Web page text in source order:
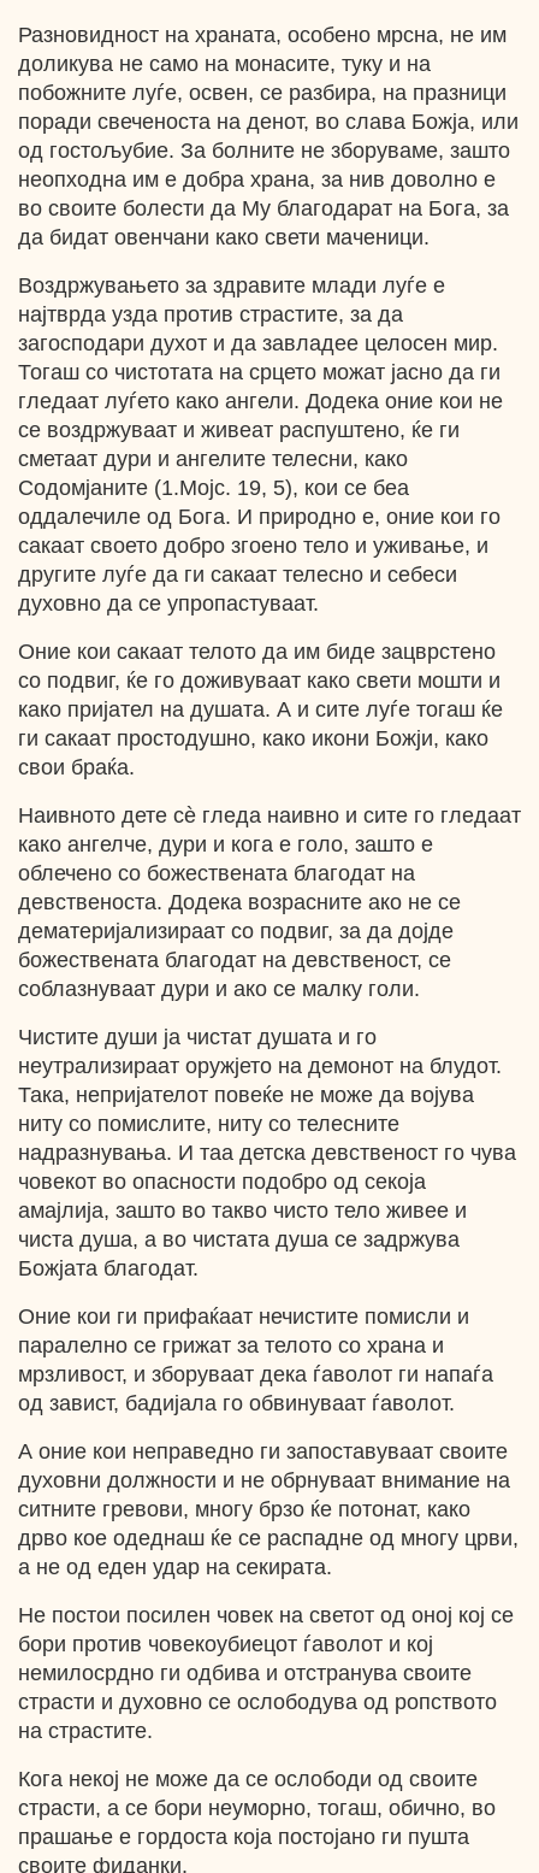
Разновидност на храната, особено мрсна, не им
доликува не само на монасите, туку и на
побожните луѓе, освен, се разбира, на празници
поради свеченоста на денот, во слава Божја, или
од гостољубие. За болните не зборуваме, зашто
неопходна им е добра храна, за нив доволно е
во своите болести да Му благодарат на Бога, за
да бидат овенчани како свети маченици.
Воздржувањето за здравите млади луѓе е
најтврда узда против страстите, за да
загосподари духот и да завладее целосен мир.
Тогаш со чистотата на срцето можат јасно да ги
гледаат луѓето како ангели. Додека оние кои не
се воздржуваат и живеат распуштено, ќе ги
сметаат дури и ангелите телесни, како
Содомјаните (1.Мојс. 19, 5), кои се беа
оддалечиле од Бога. И природно е, оние кои го
сакаат своето добро згоено тело и уживање, и
другите луѓе да ги сакаат телесно и себеси
духовно да се упропастуваат.
Оние кои сакаат телото да им биде зацврстено
со подвиг, ќе го доживуваат како свети мошти и
како пријател на душата. А и сите луѓе тогаш ќе
ги сакаат простодушно, како икони Божји, како
свои браќа.
Наивното дете сѐ гледа наивно и сите го гледаат
како ангелче, дури и кога е голо, зашто е
облечено со божествената благодат на
девственоста. Додека возрасните ако не се
дематеријализираат со подвиг, за да дојде
божествената благодат на девственост, се
соблазнуваат дури и ако се малку голи.
Чистите души ја чистат душата и го
неутрализираат оружјето на демонот на блудот.
Така, непријателот повеќе не може да војува
ниту со помислите, ниту со телесните
надразнувања. И таа детска девственост го чува
човекот во опасности подобро од секоја
амајлија, зашто во такво чисто тело живее и
чиста душа, а во чистата душа се задржува
Божјата благодат.
Оние кои ги прифаќаат нечистите помисли и
паралелно се грижат за телото со храна и
мрзливост, и зборуваат дека ѓаволот ги напаѓа
од завист, бадијала го обвинуваат ѓаволот.
А оние кои неправедно ги запоставуваат своите
духовни должности и не обрнуваат внимание на
ситните гревови, многу брзо ќе потонат, како
дрво кое одеднаш ќе се распадне од многу црви,
а не од еден удар на секирата.
Не постои посилен човек на светот од оној кој се
бори против човекоубиецот ѓаволот и кој
немилосрдно ги одбива и отстранува своите
страсти и духовно се ослободува од ропството
на страстите.
Кога некој не може да се ослободи од своите
страсти, а се бори неуморно, тогаш, обично, во
прашање е гордоста која постојано ги пушта
своите фиданки.